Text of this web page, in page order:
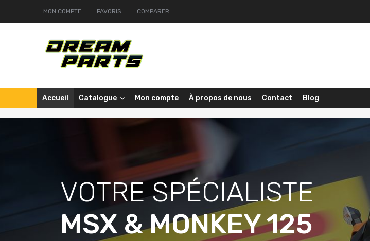
MON COMPTE FAVORIS COMPARER
Accueil Catalogue Mon compte À propos de nous Contact Blog
MSX & MONKEY 125
VOTRE SPÉCIALISTE